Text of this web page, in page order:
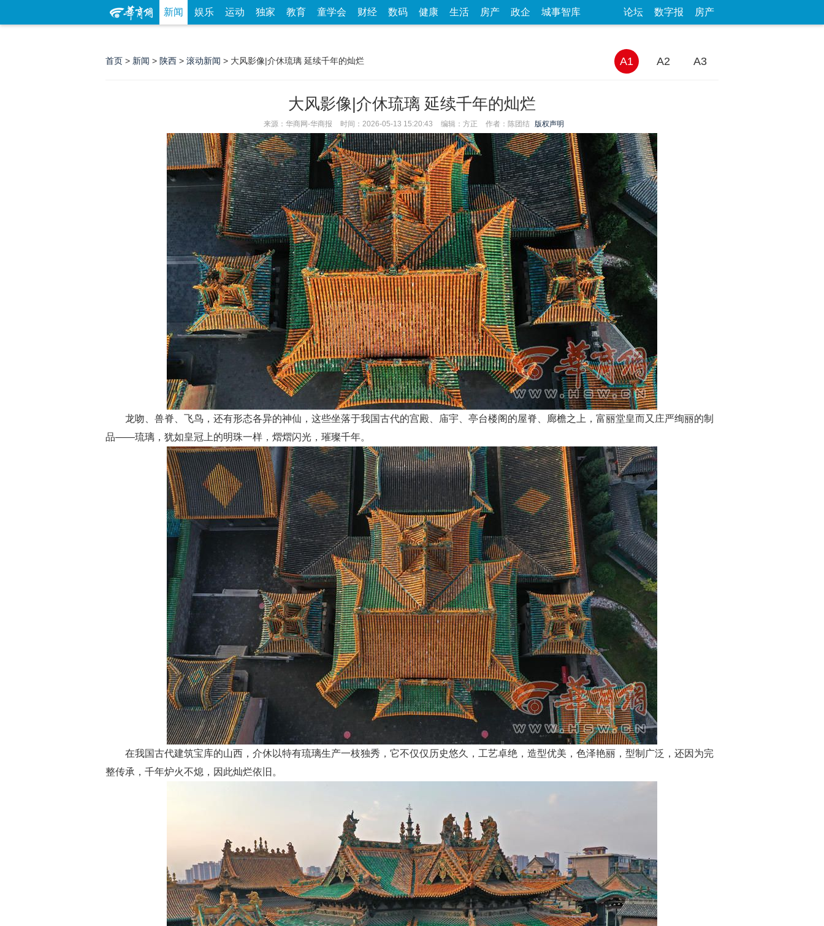
新闻 娱乐 运动 独家 教育 童学会 财经 数码 健康 生活 房产 政企 城事智库 论坛 数字报 房产
首页 > 新闻 > 陕西 > 滚动新闻 > 大风影像|介休琉璃 延续千年的灿烂 A1 A2 A3
大风影像|介休琉璃 延续千年的灿烂
来源：华商网-华商报 时间：2026-05-13 15:20:43 编辑：方正 作者：陈团结 版权声明
龙吻、兽脊、飞鸟，还有形态各异的神仙，这些坐落于我国古代的宫殿、庙宇、亭台楼阁的屋脊、廊檐之上，富丽堂皇而又庄严绚丽的制
品——琉璃，犹如皇冠上的明珠一样，熠熠闪光，璀璨千年。
在我国古代建筑宝库的山西，介休以特有琉璃生产一枝独秀，它不仅仅历史悠久，工艺卓绝，造型优美，色泽艳丽，型制广泛，还因为完
整传承，千年炉火不熄，因此灿烂依旧。